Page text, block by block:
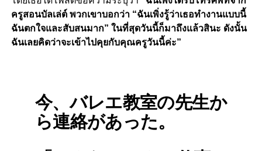
ครูสอนบัลเล่ต์ พวกเขาบอกว่า “ฉันเพิ่งรู้ว่าเธอทำงานแบบนี้
ฉันตกใจและสับสนมาก” ในที่สุดวันนี้ก็มาถึงแล้วสินะ ดังนั้น
ฉันเลยคิดว่าจะเข้าไปคุยกับคุณครูวันนี้ค่ะ”
今、バレエ教室の先生か
ら連絡があった。